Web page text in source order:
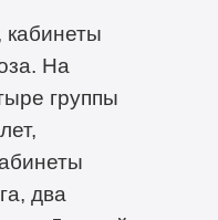
кабинеты
На
группы
два